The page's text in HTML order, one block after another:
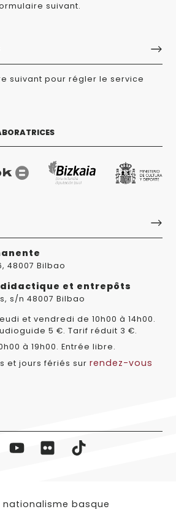
suivant.
suivant pour régler le service
48007 Bilbao
et entrepôts
s/n 48007 Bilbao
et vendredi de 10h00 à 14h00.
5 €. Tarif réduit 3 €.
à 19h00. Entrée libre.
et jours fériés sur rendez-vous
nationalisme basque